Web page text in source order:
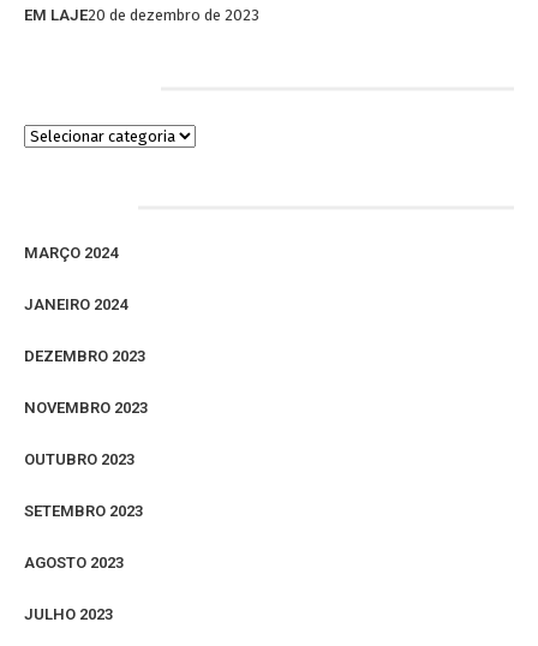
EM LAJE20 de dezembro de 2023
MARÇO 2024
JANEIRO 2024
DEZEMBRO 2023
NOVEMBRO 2023
OUTUBRO 2023
SETEMBRO 2023
AGOSTO 2023
JULHO 2023